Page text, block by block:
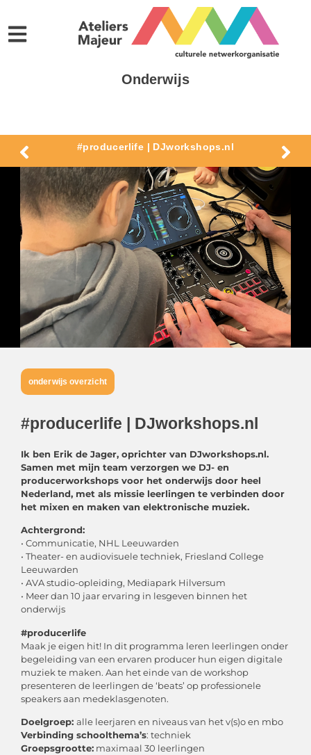
Onderwijs
#producerlife | DJworkshops.nl
onderwijs overzicht
#producerlife | DJworkshops.nl
Ik ben Erik de Jager, oprichter van DJworkshops.nl.
Samen met mijn team verzorgen we DJ- en
producerworkshops voor het onderwijs door heel
Nederland, met als missie leerlingen te verbinden door
het mixen en maken van elektronische muziek.
Achtergrond:
• Communicatie, NHL Leeuwarden
• Theater- en audiovisuele techniek, Friesland College
Leeuwarden
• AVA studio-opleiding, Mediapark Hilversum
• Meer dan 10 jaar ervaring in lesgeven binnen het
onderwijs
#producerlife
Maak je eigen hit! In dit programma leren leerlingen onder
begeleiding van een ervaren producer hun eigen digitale
muziek te maken. Aan het einde van de workshop
presenteren de leerlingen de ‘beats’ op professionele
speakers aan medeklasgenoten.
Doelgroep: alle leerjaren en niveaus van het v(s)o en mbo
Verbinding schoolthema’s: techniek
Groepsgrootte: maximaal 30 leerlingen